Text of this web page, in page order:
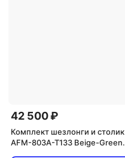
42 500 ₽
Комплект шезлонги и столик
AFM-803A-T133 Beige-Green